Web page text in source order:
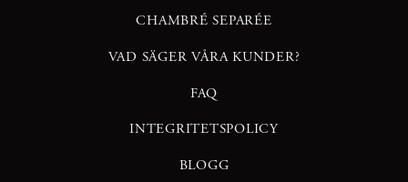
CHAMBRÉ SEPARÉE
VAD SÄGER VÅRA KUNDER?
FAQ
INTEGRITETSPOLICY
BLOGG